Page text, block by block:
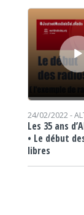
Lecteur audio
24/02/2022 -
Les 35 ans
• Le début
libres